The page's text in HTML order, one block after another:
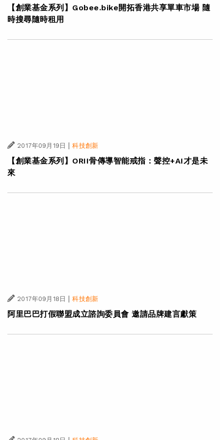
【創業基金系列】Gobee.bike開拓香港共享單車市場 隨
時搜尋隨時租用
2017年09月19日 | 科技創新
【創業基金系列】ORII骨傳導智能戒指：聲控+AI才是未
來
2017年09月18日 | 科技創新
阿里巴巴打假聯盟成立諮詢委員會 邀請品牌建言獻策